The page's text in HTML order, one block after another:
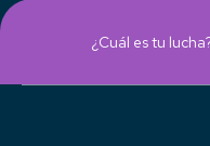
¿Cuál es tu